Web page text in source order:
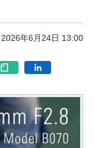
2026年6月24日 13:00